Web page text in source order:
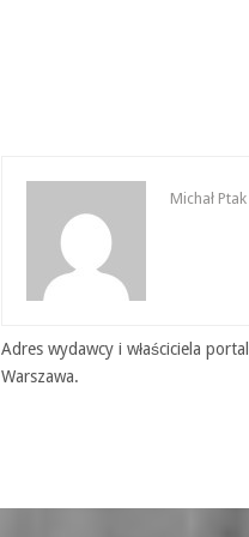
Michał Ptak
Adres wydawcy i właściciela
Warszawa.